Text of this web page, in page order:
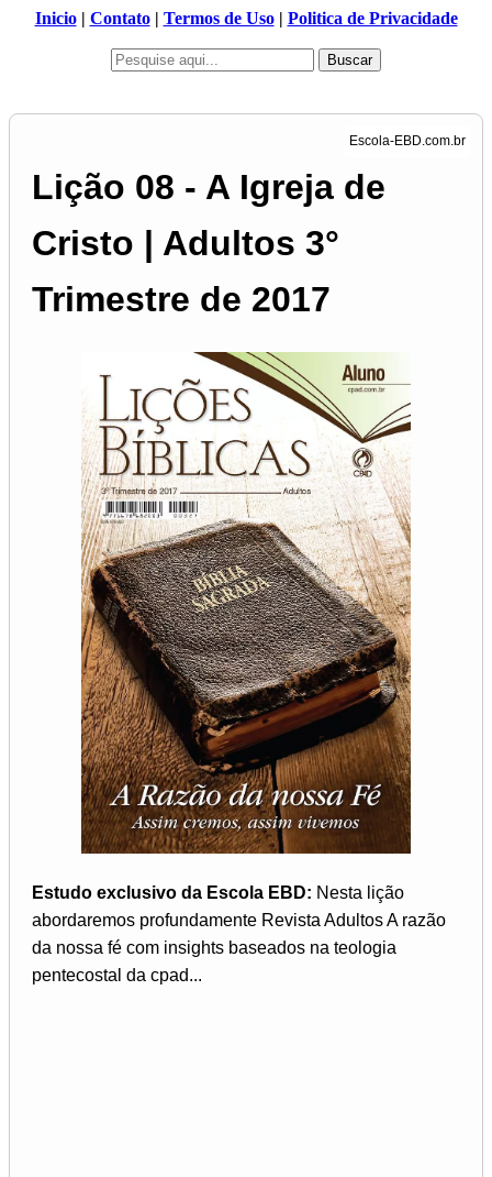
Inicio| Contato| Termos de Uso| Politica de Privacidade
Buscar
Lição 08 - A Igreja de
Cristo | Adultos 3°
Trimestre de 2017
Estudo exclusivo da Escola EBD: Nesta lição
abordaremos profundamente Revista Adultos A razão
da nossa fé com insights baseados na teologia
pentecostal da cpad...